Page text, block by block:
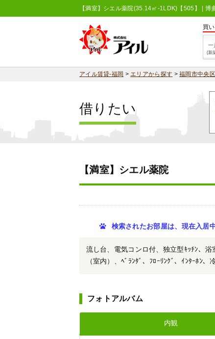
【満室】シエル薬院(35.14㎡-1LDK)【505】 |
買
一
(新
アイル賃貸-福岡 >エリアから探す >福岡市中央
借りたい
【満室】シエル薬院
検索されたお部屋は、現在入居
流し台、電気コンロ付、独立型ｷｯﾁﾝ、
（室内）、ﾍﾞﾗﾝﾀﾞ、ﾌﾛｰﾘﾝｸﾞ、ｲﾝﾀｰﾎﾝ、
フォトアルバム
内観